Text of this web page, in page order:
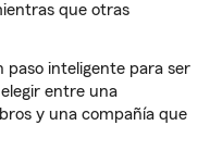
que otras
paso inteligente para ser
entre una
y una compañía que